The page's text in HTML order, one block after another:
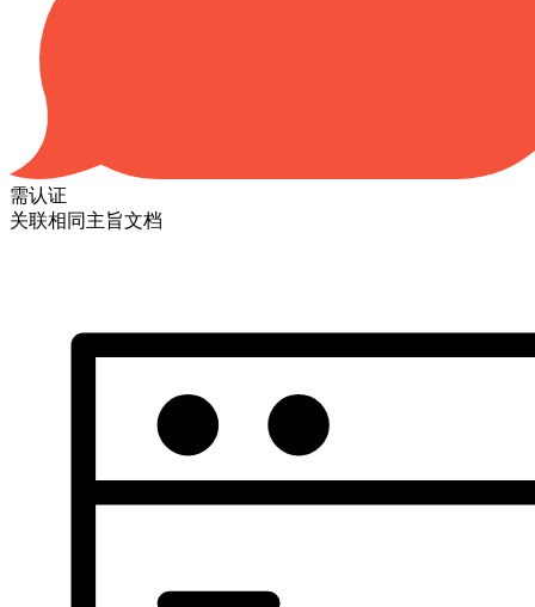
需认证
关联相同主旨文档